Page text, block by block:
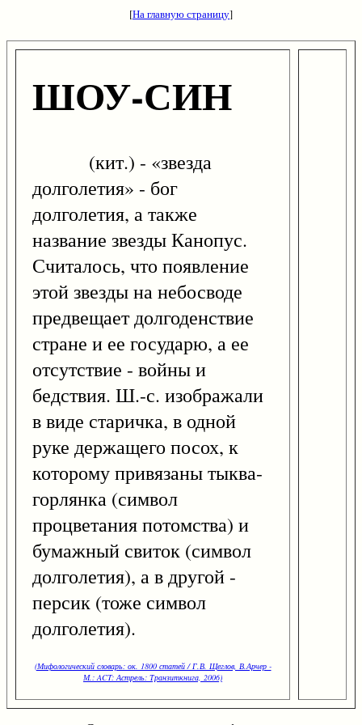
[На главную страницу]
ШОУ-СИН
(кит.) - «звезда
долголетия» - бог
долголетия, а также
название звезды Канопус.
Считалось, что появление
этой звезды на небосводе
предвещает долгоденствие
стране и ее государю, а ее
отсутствие - войны и
бедствия. Ш.-с. изображали
в виде старичка, в одной
руке держащего посох, к
которому привязаны тыква-
горлянка (символ
процветания потомства) и
бумажный свиток (символ
долголетия), а в другой -
персик (тоже символ
долголетия).
(Мифологический словарь: ок. 1800 статей / Г.В. Щеглов, В.Арчер -
М.: ACT: Астрель: Транзиткнига, 2006)